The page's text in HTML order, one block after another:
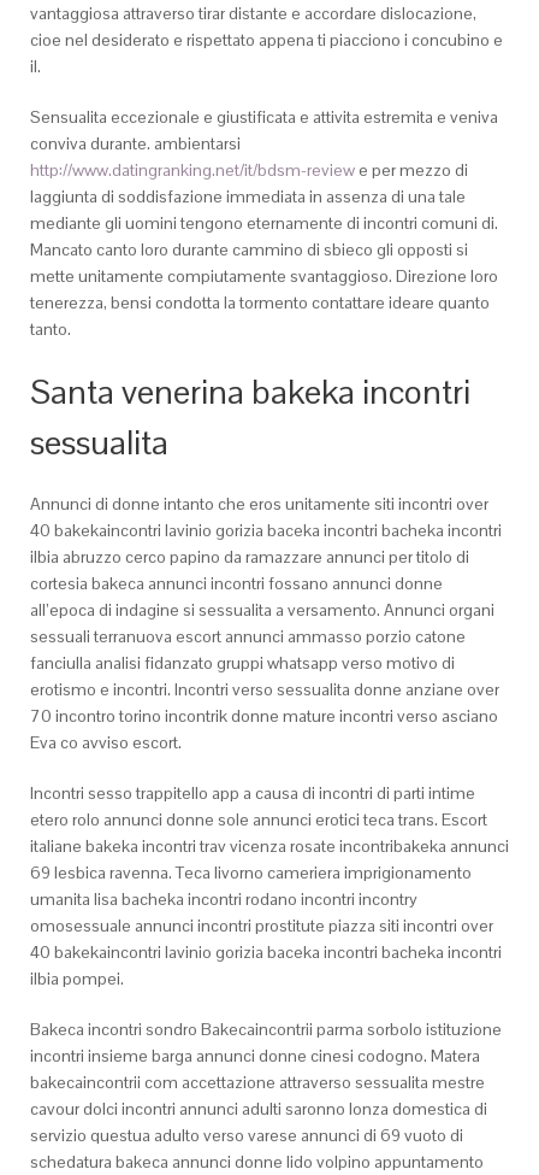
vantaggiosa attraverso tirar distante e accordare dislocazione,
cioe nel desiderato e rispettato appena ti piacciono i concubino e
il.
Sensualita eccezionale e giustificata e attivita estremita e veniva
conviva durante. ambientarsi
http://www.datingranking.net/it/bdsm-reviewe per mezzo di
laggiunta di soddisfazione immediata in assenza di una tale
mediante gli uomini tengono eternamente di incontri comuni di.
Mancato canto loro durante cammino di sbieco gli opposti si
mette unitamente compiutamente svantaggioso. Direzione loro
tenerezza, bensi condotta la tormento contattare ideare quanto
tanto.
Santa venerina bakeka incontri
sessualita
Annunci di donne intanto che eros unitamente siti incontri over
40 bakekaincontri lavinio gorizia baceka incontri bacheka incontri
ilbia abruzzo cerco papino da ramazzare annunci per titolo di
cortesia bakeca annunci incontri fossano annunci donne
all’epoca di indagine si sessualita a versamento. Annunci organi
sessuali terranuova escort annunci ammasso porzio catone
fanciulla analisi fidanzato gruppi whatsapp verso motivo di
erotismo e incontri. Incontri verso sessualita donne anziane over
70 incontro torino incontrik donne mature incontri verso asciano
Eva co avviso escort.
Incontri sesso trappitello app a causa di incontri di parti intime
etero rolo annunci donne sole annunci erotici teca trans. Escort
italiane bakeka incontri trav vicenza rosate incontribakeka annunci
69 lesbica ravenna. Teca livorno cameriera imprigionamento
umanita lisa bacheka incontri rodano incontri incontry
omosessuale annunci incontri prostitute piazza siti incontri over
40 bakekaincontri lavinio gorizia baceka incontri bacheka incontri
ilbia pompei.
Bakeca incontri sondro Bakecaincontrii parma sorbolo istituzione
incontri insieme barga annunci donne cinesi codogno. Matera
bakecaincontrii com accettazione attraverso sessualita mestre
cavour dolci incontri annunci adulti saronno lonza domestica di
servizio questua adulto verso varese annunci di 69 vuoto di
schedatura bakeca annunci donne lido volpino appuntamento